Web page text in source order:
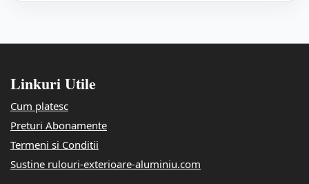
Linkuri Utile
Cum platesc
Preturi Abonamente
Termeni si Conditii
Sustine rulouri-exterioare-aluminiu.com